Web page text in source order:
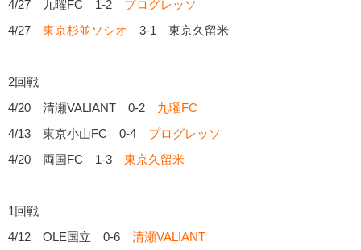
4/27 九曜FC 1-2 プログレッソ
4/27 東京杉並ソシオ 3-1 東京久留米
2回戦
4/20 清瀬VALIANT 0-2 九曜FC
4/13 東京小山FC 0-4 プログレッソ
4/20 両国FC 1-3 東京久留米
1回戦
4/12 OLE国立 0-6 清瀬VALIANT